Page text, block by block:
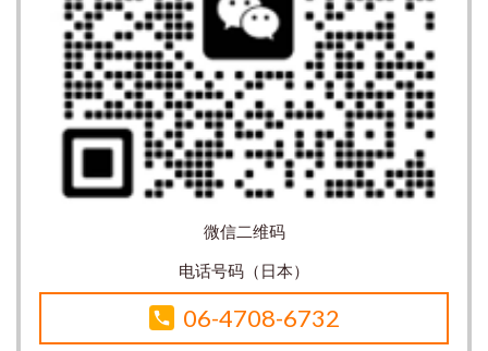
微信二维码
电话号码（日本）
06-4708-6732